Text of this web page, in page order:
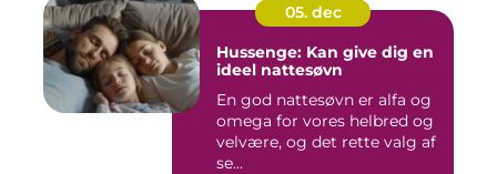
05. dec
Hussenge: Kan give dig en
ideel nattesøvn
En god nattesøvn er alfa og
omega for vores helbred og
velvære, og det rette valg af
se...